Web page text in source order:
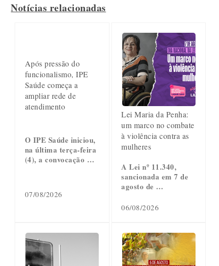
Notícias relacionadas
Após pressão do
funcionalismo, IPE
Saúde começa a
ampliar rede de
atendimento
O IPE Saúde iniciou,
na última terça-feira
(4), a convocação …
07/08/2026
Lei Maria da Penha:
um marco no combate
à violência contra as
mulheres
A Lei nº 11.340,
sancionada em 7 de
agosto de …
06/08/2026